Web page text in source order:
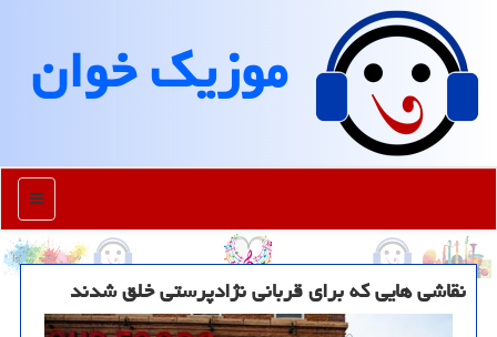
موزیك خوان
منو
نقاشی هایی كه برای قربانی نژادپرستی خلق شدند